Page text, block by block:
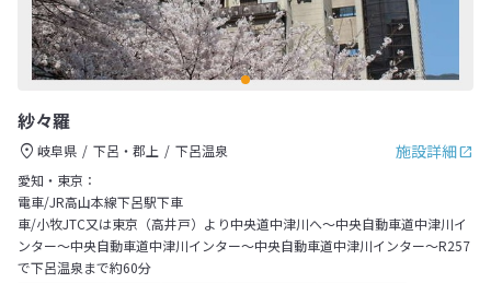
紗々羅
施設詳細
岐阜県 下呂・郡上
下呂温泉
愛知・東京：
電車/JR高山本線下呂駅下車
車/小牧JTC又は東京（高井戸）より中央道中津川へ～中央自動車道中津川イ
ンター～中央自動車道中津川インター～中央自動車道中津川インター～R257
で下呂温泉まで約60分